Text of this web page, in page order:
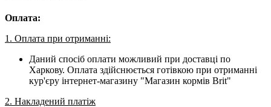
Оплата:
1. Оплата при отриманні:
Даний спосіб оплати можливий при доставці по
Харкову. Оплата здійснюється готівкою при отриманні
кур'єру інтернет-магазину "Магазин кормів Brit"
2. Накладений платіж